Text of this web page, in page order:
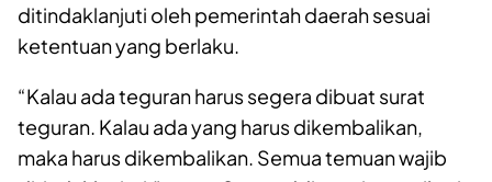
ditindaklanjuti oleh pemerintah daerah sesuai
ketentuan yang berlaku.
“Kalau ada teguran harus segera dibuat surat
teguran. Kalau ada yang harus dikembalikan,
maka harus dikembalikan. Semua temuan wajib